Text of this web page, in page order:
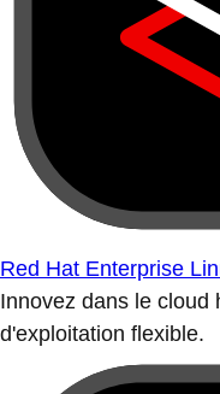
Red Hat Enterprise
Innovez dans le cloud
d'exploitation flexible.